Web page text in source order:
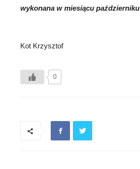
wykonana w miesiącu październiku
Kot Krzysztof
0